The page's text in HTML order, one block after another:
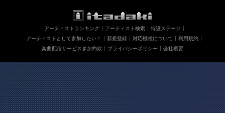
アーティストランキング アーティスト検索
特設ステージ
アーティストとして参加したい！
新規登録 対応機種について
利用規約
楽曲配信サービス参加約款
プライバシーポリシー 会社概要